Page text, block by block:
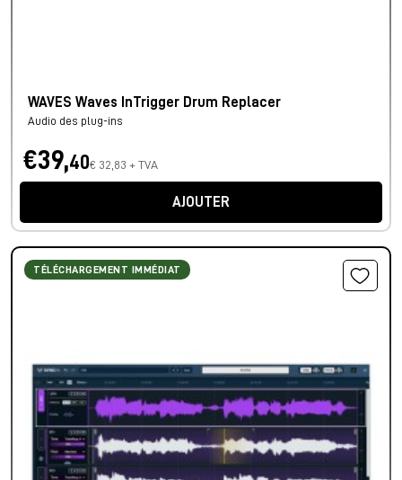
WAVES Waves InTrigger Drum Replacer
Audio des plug-ins
€39,40€ 32,83 + TVA
AJOUTER
TÉLÉCHARGEMENT IMMÉDIAT